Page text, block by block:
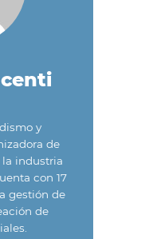
y
de
la industria
con 17
gestión de
de